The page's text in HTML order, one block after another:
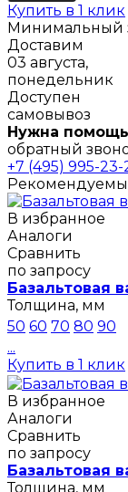
Купить в 1 клик
Минимальный
Доставим
03 августа,
понедельник
Доступен
самовывоз
Нужна
обратный
+7 (495) 995-23-
В избранное
Аналоги
Сравнить
по запросу
Базальтовая
Толщина, мм
50 60 70 80 90
...
Купить в 1 клик
В избранное
Аналоги
Сравнить
по запросу
Базальтовая
Толщина, мм